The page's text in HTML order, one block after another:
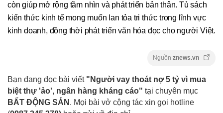
còn giúp mở rộng tầm nhìn và phát triển bản thân. Tủ sách
kiến thức kinh tế mong muốn lan tỏa tri thức trong lĩnh vực
kinh doanh, đồng thời phát triển văn hóa đọc cho người Việt.
Nguồn znews.vn
Bạn đang đọc bài viết "Người vay thoát nợ 5 tỷ vì mua
biệt thự 'ảo', ngân hàng kháng cáo" tại chuyên mục
BẤT ĐỘNG SẢN . Mọi bài vở cộng tác xin gọi hotline